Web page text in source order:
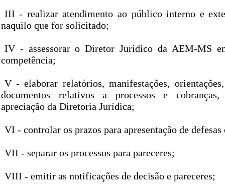
III - realizar atendimento ao público interno e
naquilo que for solicitado;
IV - assessorar o Diretor Jurídico da AEM-MS
competência;
V - elaborar relatórios, manifestações,
documentos relativos a processos e cobranças,
apreciação da Diretoria Jurídica;
VI - controlar os prazos para apresentação de defesas
VII - separar os processos para pareceres;
VIII - emitir as notificações de decisão e pareceres;